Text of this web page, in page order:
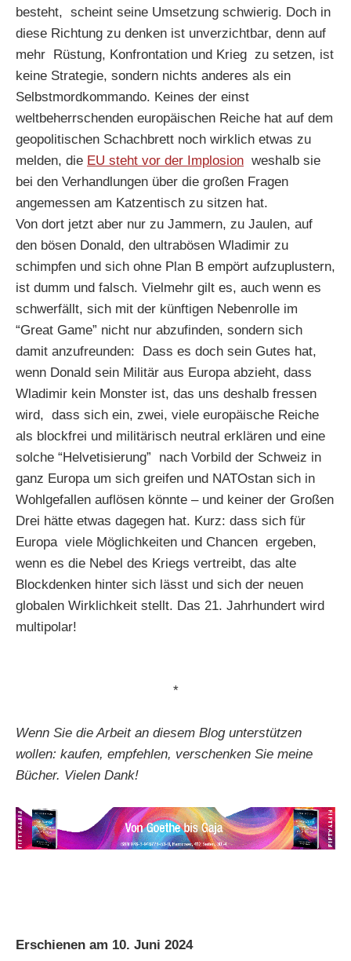
besteht, scheint seine Umsetzung schwierig. Doch in
diese Richtung zu denken ist unverzichtbar, denn auf
mehr Rüstung, Konfrontation und Krieg zu setzen, ist
keine Strategie, sondern nichts anderes als ein
Selbstmordkommando. Keines der einst
weltbeherrschenden europäischen Reiche hat auf dem
geopolitischen Schachbrett noch wirklich etwas zu
melden, die EU steht vor der Implosion weshalb sie
bei den Verhandlungen über die großen Fragen
angemessen am Katzentisch zu sitzen hat.
Von dort jetzt aber nur zu Jammern, zu Jaulen, auf
den bösen Donald, den ultrabösen Wladimir zu
schimpfen und sich ohne Plan B empört aufzuplustern,
ist dumm und falsch. Vielmehr gilt es, auch wenn es
schwerfällt, sich mit der künftigen Nebenrolle im
“Great Game” nicht nur abzufinden, sondern sich
damit anzufreunden: Dass es doch sein Gutes hat,
wenn Donald sein Militär aus Europa abzieht, dass
Wladimir kein Monster ist, das uns deshalb fressen
wird, dass sich ein, zwei, viele europäische Reiche
als blockfrei und militärisch neutral erklären und eine
solche “Helvetisierung” nach Vorbild der Schweiz in
ganz Europa um sich greifen und NATOstan sich in
Wohlgefallen auflösen könnte – und keiner der Großen
Drei hätte etwas dagegen hat. Kurz: dass sich für
Europa viele Möglichkeiten und Chancen ergeben,
wenn es die Nebel des Kriegs vertreibt, das alte
Blockdenken hinter sich lässt und sich der neuen
globalen Wirklichkeit stellt. Das 21. Jahrhundert wird
multipolar!
*
Wenn Sie die Arbeit an diesem Blog unterstützen
wollen: kaufen, empfehlen, verschenken Sie meine
Bücher. Vielen Dank!
Erschienen am 10. Juni 2024